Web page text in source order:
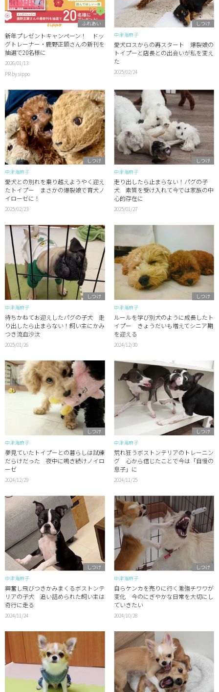
ふれあい
新年プレゼントキャンペーン！ ドッ
グトレーナー・鹿野正顕さんの新刊を
抽選で20名様に
2026/01/13
PR by sippo
しつけ
中津海麻子
愛犬ロスからの再スタート 爆裂娘の
トイプーと店長との出会いが私を変え
た
2025/02/24
しつけ
中津海麻子
愛犬との別れを乗り越えようやく迎え
たトイプー まさかの爆裂娘で育犬ノ
イローゼに！
2025/02/23
しつけ
中津海麻子
走り出したら止まらない！パグの子
犬 素質を受け入れて今では家族の中
心的存在に
2025/01/27
しつけ
中津海麻子
待ちかねてお迎えしたパグの子犬 走
り出したら止まらない！飼い主にかみ
つき流血沙汰
2025/01/26
しつけ
中津海麻子
ルールを学び別犬のように成長したト
イプー きょうだいも増えてシニア期
を迎える
2024/12/30
しつけ
中津海麻子
夢見ていたトイプーとの暮らしは試練
だらけだった 夜中に鳴き続けノイロ
ーゼ
2024/12/29
しつけ
中津海麻子
荒れ狂うボストンテリアのトレーニン
グ 心から信じたことで今は「自慢の
息子」に
2024/11/25
しつけ
中津海麻子
興奮し飛びつきかみまくるボストンテ
リアの子犬 追い詰められた飼い主は
奇行に走る
2024/11/24
しつけ
中津海麻子
自らケンカを売りに行く激強チワワが
変化 今のにぎやかな日常を大切にし
ていきたい
2024/10/28